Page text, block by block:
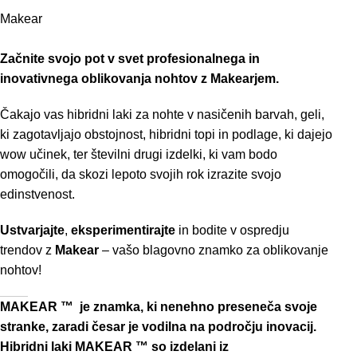
Makear
Začnite svojo pot v svet profesionalnega in
inovativnega oblikovanja nohtov z Makearjem.
Čakajo vas hibridni laki za nohte v nasičenih barvah, geli,
ki zagotavljajo obstojnost, hibridni topi in podlage, ki dajejo
wow učinek, ter številni drugi izdelki, ki vam bodo
omogočili, da skozi lepoto svojih rok izrazite svojo
edinstvenost.
Ustvarjajte,eksperimentirajte in bodite v ospredju
trendov z Makear – vašo blagovno znamko za oblikovanje
nohtov!
MA KEAR ™ je znamka, ki nenehno preseneča svoje
stranke, zaradi česar je vodilna na področju inovacij.
Hibridni laki MAKEAR ™ so izdelani iz